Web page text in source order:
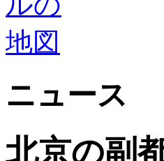
ニュース
北京の副